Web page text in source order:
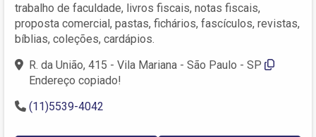
trabalho de faculdade, livros fiscais, notas fiscais,
proposta comercial, pastas, fichários, fascículos, revistas,
bíblias, coleções, cardápios.
R. da União, 415 - Vila Mariana - São Paulo - SP
Endereço copiado!
(11)5539-4042